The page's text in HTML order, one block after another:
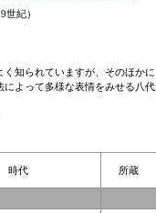
紀）
知られていますが、そのほかに
によって多様な表情をみせる八代
時代 所蔵